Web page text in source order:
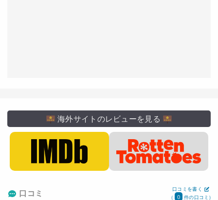
海外サイトのレビューを見る
口コミ
口コミを書く
(
0 件の口コミ)